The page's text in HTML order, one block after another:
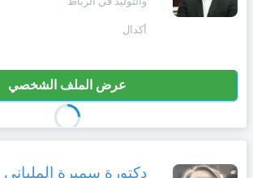
أكدال
عرض الملف الشخصي
دكتورة سميرة الملياني